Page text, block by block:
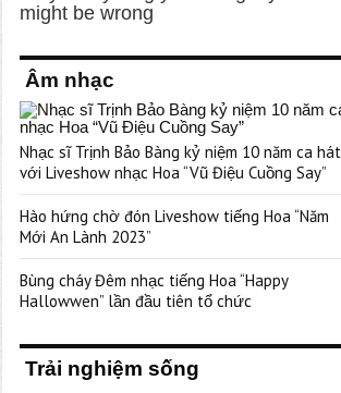
Âm nhạc
Nhạc sĩ Trịnh Bảo Bàng kỷ niệm 10 năm ca hát
với Liveshow nhạc Hoa “Vũ Điệu Cuồng Say”
Hào hứng chờ đón Liveshow tiếng Hoa “Năm
Mới An Lành 2023”
Bùng cháy Đêm nhạc tiếng Hoa “Happy
Hallowwen” lần đầu tiên tổ chức
Trải nghiệm sống